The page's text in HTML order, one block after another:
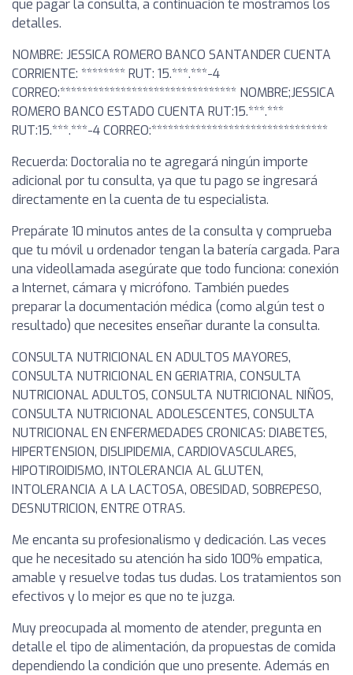
que pagar la consulta, a continuación te mostramos los
detalles.
NOMBRE: JESSICA ROMERO BANCO SANTANDER CUENTA
CORRIENTE: ******** RUT: 15.***.***-4
CORREO:******************************** NOMBRE;JESSICA
ROMERO BANCO ESTADO CUENTA RUT:15.***.***
RUT:15.***.***-4 CORREO:********************************
Recuerda: Doctoralia no te agregará ningún importe
adicional por tu consulta, ya que tu pago se ingresará
directamente en la cuenta de tu especialista.
Prepárate 10 minutos antes de la consulta y comprueba
que tu móvil u ordenador tengan la batería cargada. Para
una videollamada asegúrate que todo funciona: conexión
a Internet, cámara y micrófono. También puedes
preparar la documentación médica (como algún test o
resultado) que necesites enseñar durante la consulta.
CONSULTA NUTRICIONAL EN ADULTOS MAYORES,
CONSULTA NUTRICIONAL EN GERIATRIA, CONSULTA
NUTRICIONAL ADULTOS, CONSULTA NUTRICIONAL NIÑOS,
CONSULTA NUTRICIONAL ADOLESCENTES, CONSULTA
NUTRICIONAL EN ENFERMEDADES CRONICAS: DIABETES,
HIPERTENSION, DISLIPIDEMIA, CARDIOVASCULARES,
HIPOTIROIDISMO, INTOLERANCIA AL GLUTEN,
INTOLERANCIA A LA LACTOSA, OBESIDAD, SOBREPESO,
DESNUTRICION, ENTRE OTRAS.
Me encanta su profesionalismo y dedicación. Las veces
que he necesitado su atención ha sido 100% empatica,
amable y resuelve todas tus dudas. Los tratamientos son
efectivos y lo mejor es que no te juzga.
Muy preocupada al momento de atender, pregunta en
detalle el tipo de alimentación, da propuestas de comida
dependiendo la condición que uno presente. Además en